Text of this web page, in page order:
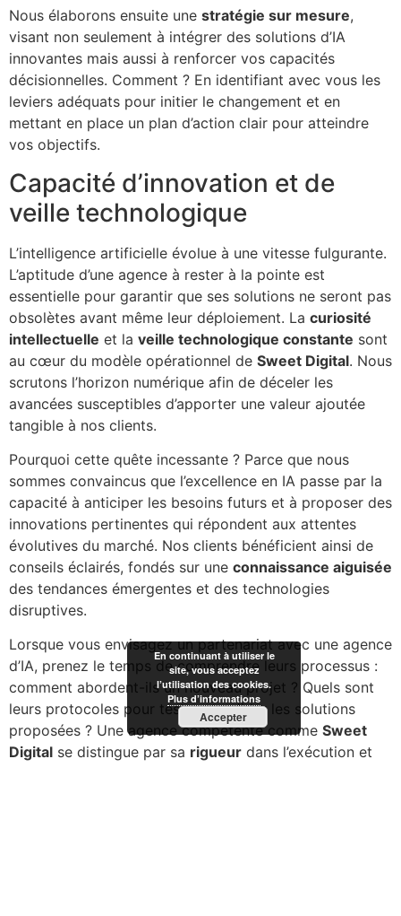
Nous élaborons ensuite une stratégie sur mesure,
visant non seulement à intégrer des solutions d’IA
innovantes mais aussi à renforcer vos capacités
décisionnelles. Comment ? En identifiant avec vous les
leviers adéquats pour initier le changement et en
mettant en place un plan d’action clair pour atteindre
vos objectifs.
Capacité d’innovation et de
veille technologique
L’intelligence artificielle évolue à une vitesse fulgurante.
L’aptitude d’une agence à rester à la pointe est
essentielle pour garantir que ses solutions ne seront pas
obsolètes avant même leur déploiement. La curiosité
intellectuelle et la veille technologique constante sont
au cœur du modèle opérationnel de Sweet Digital. Nous
scrutons l’horizon numérique afin de déceler les
avancées susceptibles d’apporter une valeur ajoutée
tangible à nos clients.
Pourquoi cette quête incessante ? Parce que nous
sommes convaincus que l’excellence en IA passe par la
capacité à anticiper les besoins futurs et à proposer des
innovations pertinentes qui répondent aux attentes
évolutives du marché. Nos clients bénéficient ainsi de
conseils éclairés, fondés sur une connaissance aiguisée
des tendances émergentes et des technologies
disruptives.
Lorsque vous envisagez un partenariat avec une agence
d’IA, prenez le temps de comprendre leurs processus :
comment abordent-ils un nouveau projet ? Quels sont
leurs protocoles pour tester et valider les solutions
proposées ? Une agence compétente comme Sweet
Digital se distingue par sa rigueur dans l’exécution et
En continuant à utiliser le
site, vous acceptez
l’utilisation des cookies.
Plus d’informations
Accepter